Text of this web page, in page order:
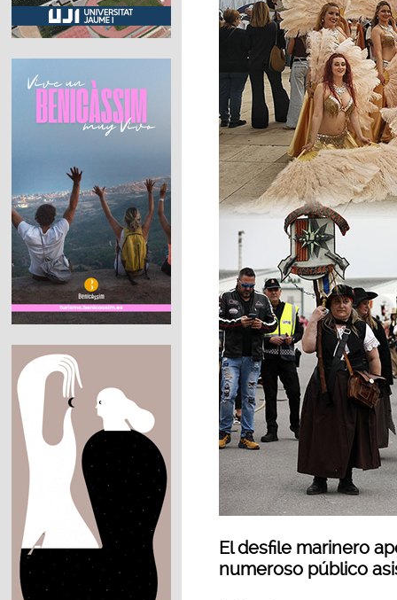
El desfile marinero
numeroso público